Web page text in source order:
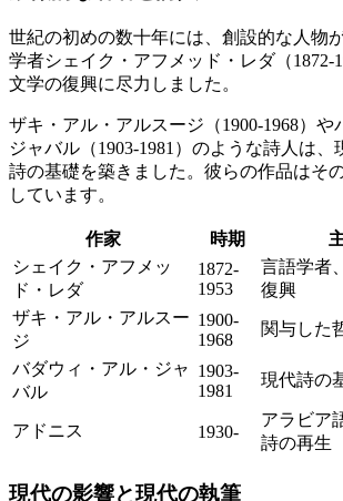
世紀の初めの数十年には、創設的な人物
学者シェイク・アフメッド・レダ（1872-
文学の復興に尽力しました。
ザキ・アル・アルスージ（1900-1968）や
ジャバル（1903-1981）のような詩人は、
詩の基礎を築きました。彼らの作品はそ
しています。
作家 時期
シェイク・アフメッ
ド・レダ
1872-
1953
言語学者
復興
ザキ・アル・アルスー
ジ
1900-
1968
関与した
バダウィ・アル・ジャ
バル
1903-
1981
現代詩の
アドニス 1930-
アラビア
詩の再生
現代の影響と現代の執筆